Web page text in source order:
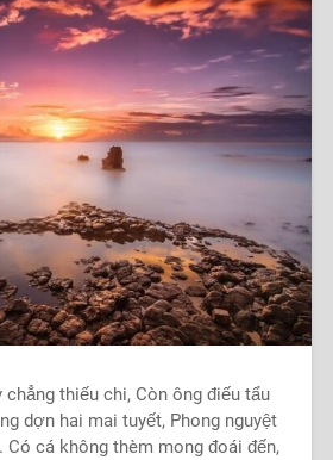
thiếu chi, Còn ông điếu tẩu
dợn hai mai tuyết, Phong nguyệt
cá không thèm mong đoái đến,